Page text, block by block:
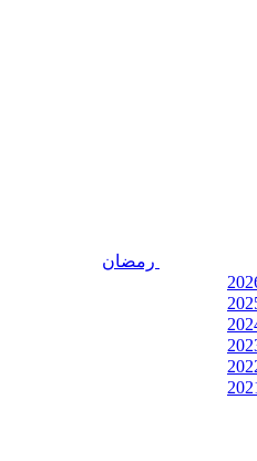
رمضان